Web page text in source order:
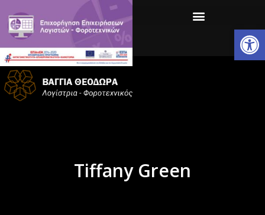
Tiffany Green